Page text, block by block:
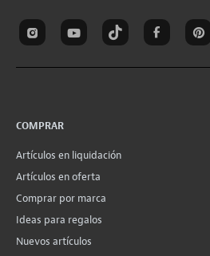
COMPRAR
Artículos en liquidación
Artículos en oferta
Comprar por marca
Ideas para regalos
Nuevos artículos